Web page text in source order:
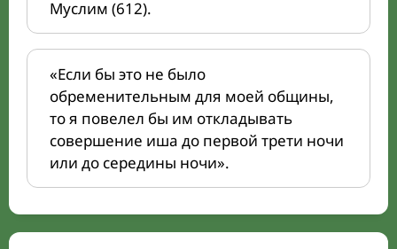
Муслим (612).
«Если бы это не было
обременительным для моей общины,
то я повелел бы им откладывать
совершение иша до первой трети ночи
или до середины ночи».